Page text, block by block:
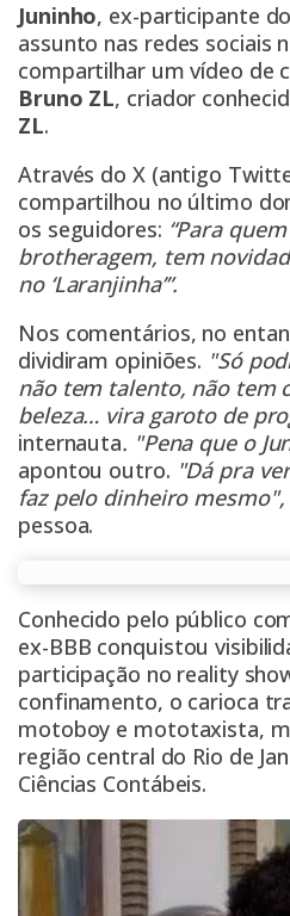
Juninho, ex-participante do
assunto nas redes sociais
compartilhar um vídeo de
Bruno ZL, criador
ZL.
Através do X (antigo
compartilhou no último
os seguidores: “Para
brotheragem, tem
no ‘Laranjinha’”.
Nos comentários, no
dividiram opiniões. "Só
não tem talento, não tem
beleza… vira garoto de
internauta. "Pena que o
apontou outro. "Dá pra
faz pelo dinheiro mesmo",
pessoa.
Conhecido pelo público
ex-BBB conquistou
participação no reality
confinamento, o carioca
motoboy e mototaxista,
região central do Rio de
Ciências Contábeis.